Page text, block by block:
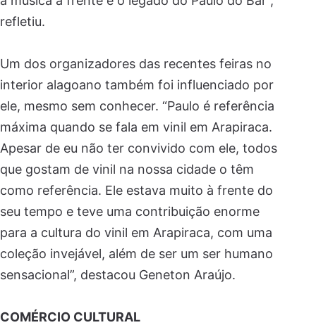
refletiu.
Um dos organizadores das recentes feiras no
interior alagoano também foi influenciado por
ele, mesmo sem conhecer. “Paulo é referência
máxima quando se fala em vinil em Arapiraca.
Apesar de eu não ter convivido com ele, todos
que gostam de vinil na nossa cidade o têm
como referência. Ele estava muito à frente do
seu tempo e teve uma contribuição enorme
para a cultura do vinil em Arapiraca, com uma
coleção invejável, além de ser um ser humano
sensacional”, destacou Geneton Araújo.
COMÉRCIO CULTURAL